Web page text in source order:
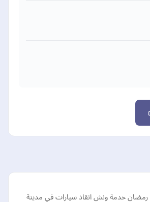
رمضان خدمة ونش انقاذ سيارات في مدينة